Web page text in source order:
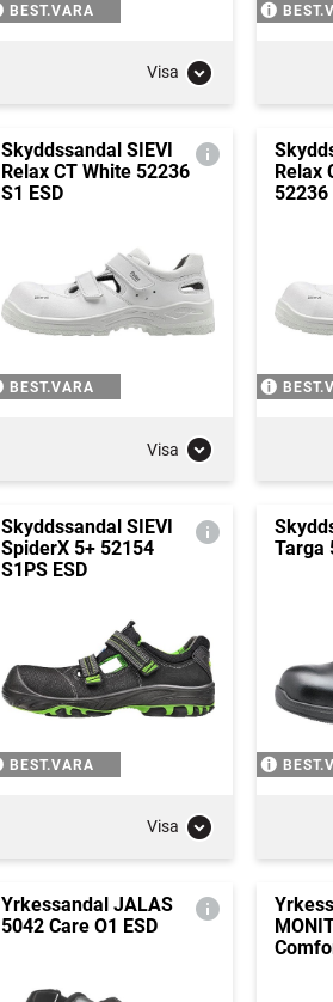
BEST.VARA
Visa
Skyddssandal SIEVI
Relax CT White 52236
S1 ESD
BEST.VARA
Visa
Relax
52236
Skyddssandal SIEVI
SpiderX 5+ 52154
S1PS ESD
BEST.VARA
Visa
Targa
Yrkessandal JALAS
5042 Care O1 ESD